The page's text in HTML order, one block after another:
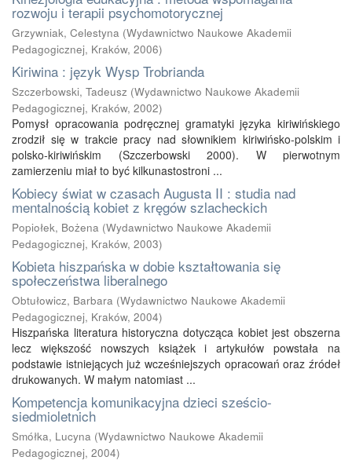
rozwoju i terapii psychomotorycznej
Grzywniak, Celestyna (Wydawnictwo Naukowe Akademii
Pedagogicznej, Kraków, 2006)
Kiriwina : język Wysp Trobrianda
Szczerbowski, Tadeusz (Wydawnictwo Naukowe Akademii
Pedagogicznej, Kraków, 2002)
Pomysł opracowania podręcznej gramatyki języka kiriwińskiego
zrodził się w trakcie pracy nad słownikiem kiriwińsko-polskim i
polsko-kiriwińskim (Szczerbowski 2000). W pierwotnym
zamierzeniu miał to być kilkunastostroni ...
Kobiecy świat w czasach Augusta II : studia nad
mentalnością kobiet z kręgów szlacheckich
Popiołek, Bożena (Wydawnictwo Naukowe Akademii
Pedagogicznej, Kraków, 2003)
Kobieta hiszpańska w dobie kształtowania się
społeczeństwa liberalnego
Obtułowicz, Barbara (Wydawnictwo Naukowe Akademii
Pedagogicznej, Kraków, 2004)
Hiszpańska literatura historyczna dotycząca kobiet jest obszerna
lecz większość nowszych książek i artykułów powstała na
podstawie istniejących już wcześniejszych opracowań oraz źródeł
drukowanych. W małym natomiast ...
Kompetencja komunikacyjna dzieci sześcio-
siedmioletnich
Smółka, Lucyna (Wydawnictwo Naukowe Akademii
Pedagogicznej, 2004)